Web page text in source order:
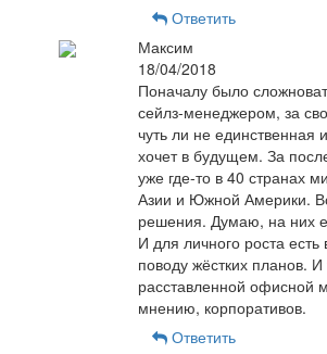
Ответить
Максим
18/04/2018
Поначалу было
сейлз-менеджером, за
чуть ли не
хочет в будущем. За
уже где-то в 40 странах
Азии и Южной Америки.
решения. Думаю, на них
И для личного роста
поводу жёстких планов.
расставленной офисной
мнению, корпоративов.
Ответить